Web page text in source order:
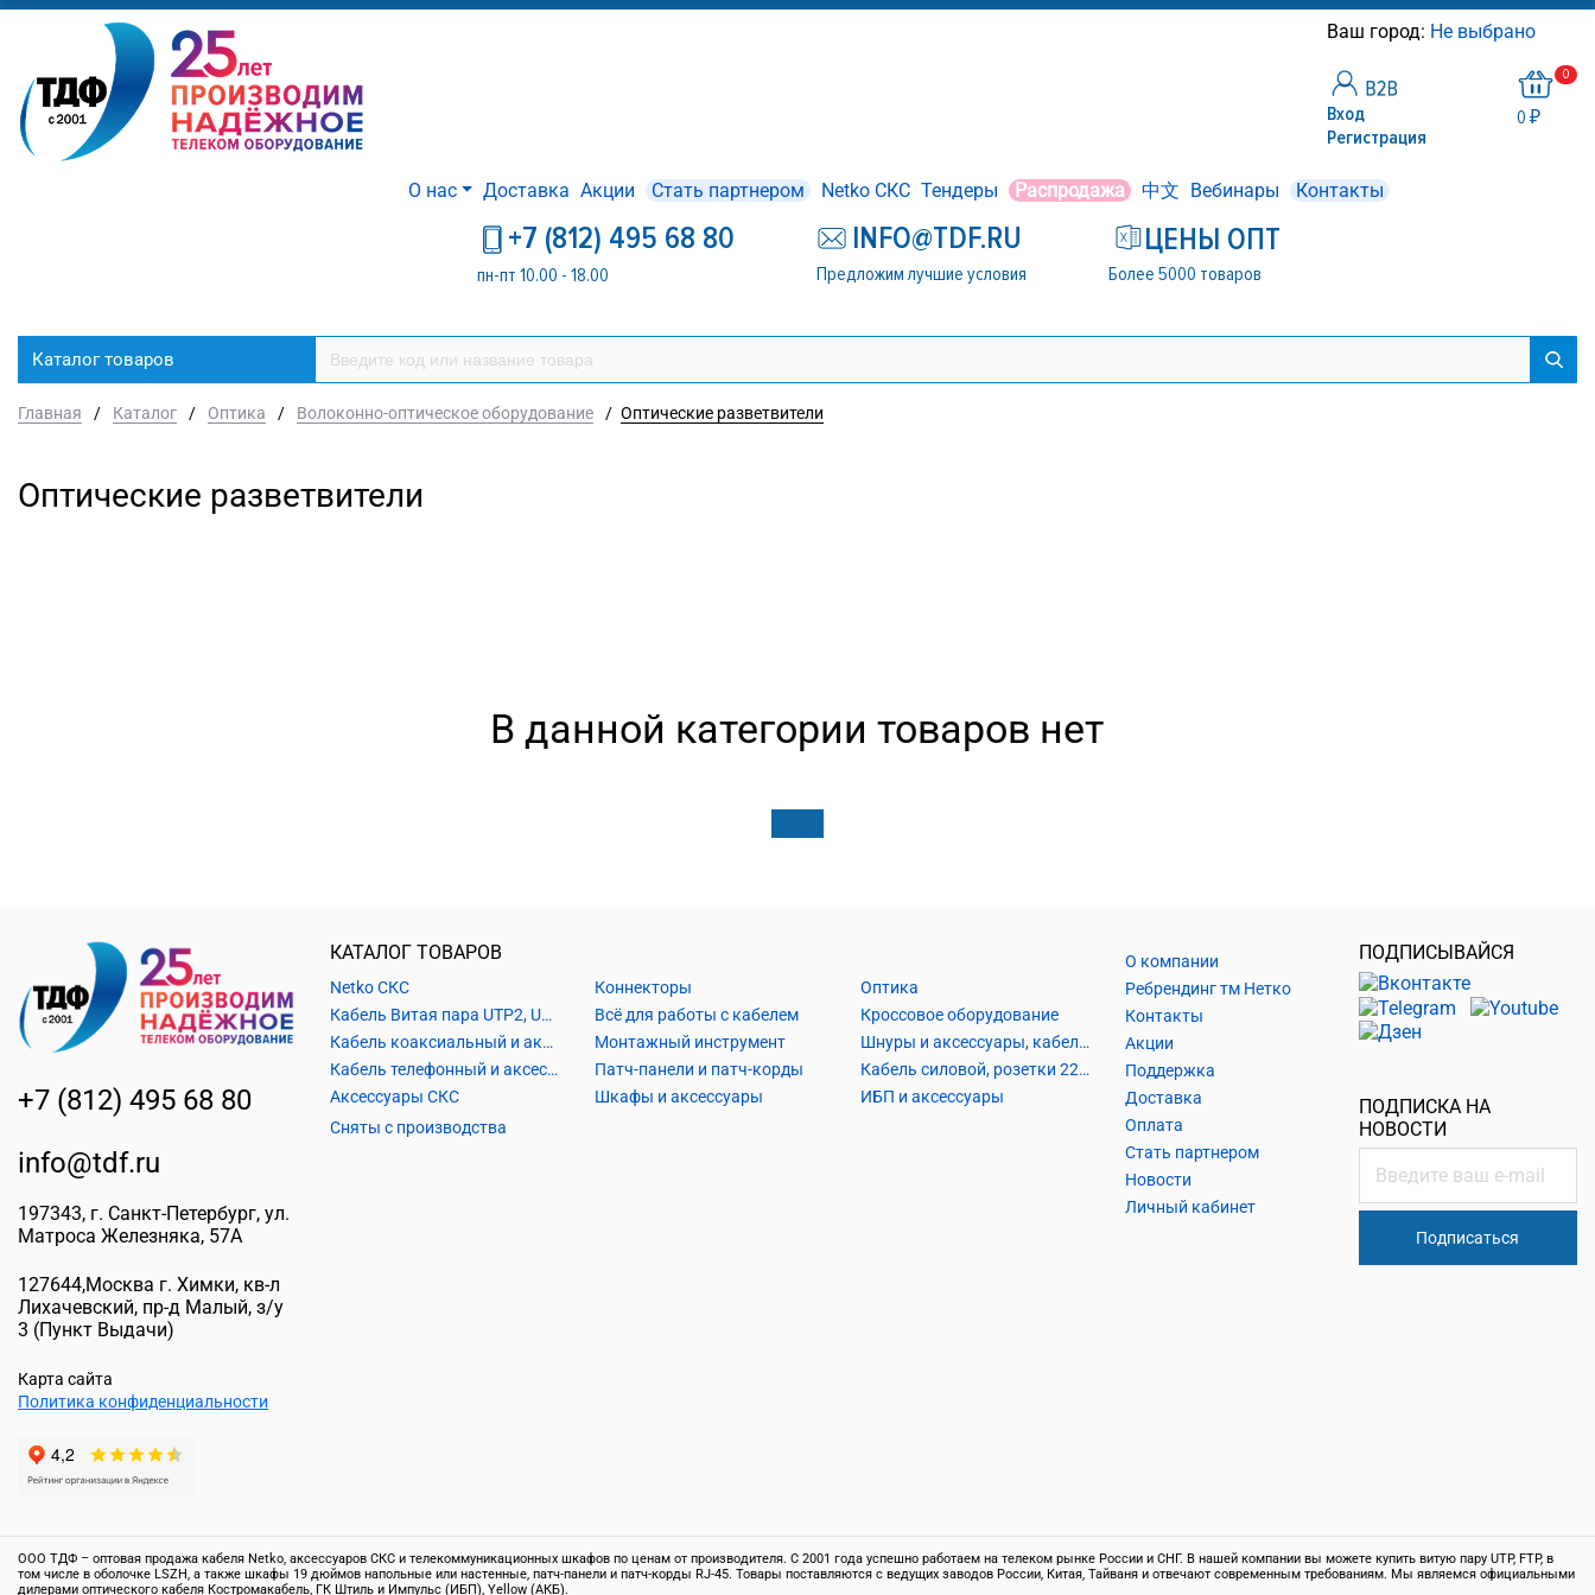
Ваш город: Не выбрано
Вход
Регистрация
0
0 ₽
О нас Доставка Акции Стать партнером Netko СКС Тендеры Распродажа 中文 Вебинары Контакты
+7 (812) 495 68 80
пн-пт 10.00 - 18.00
INFO@TDF.RU
Предложим лучшие условия
ЦЕНЫ ОПТ
Более 5000 товаров
Каталог товаров
Главная / Каталог / Оптика / Волоконно-оптическое оборудование / Оптические разветвители
Оптические разветвители
В данной категории товаров нет
+7 (812) 495 68 80
info@tdf.ru
197343, г. Санкт-Петербург, ул.
Матроса Железняка, 57A
127644,Москва г. Химки, кв-л
Лихачевский, пр-д Малый, з/у
3 (Пункт Выдачи)
Карта сайта
Политика конфиденциальности
КАТАЛОГ ТОВАРОВ
Netko СКС
Кабель Витая пара UTP2, UTP4, FTP2, FTP4
Кабель коаксиальный и аксессуары
Кабель телефонный и аксессуары
Аксессуары СКС
Коннекторы
Всё для работы с кабелем
Монтажный инструмент
Патч-панели и патч-корды
Шкафы и аксессуары
Оптика
Кроссовое оборудование
Шнуры и аксессуары, кабельные наконечники
Кабель силовой, розетки 220В, выключатели 220В, сетевые фильтры
ИБП и аксессуары
Сняты с производства
О компании
Ребрендинг тм Нетко
Контакты
Акции
Поддержка
Доставка
Оплата
Стать партнером
Новости
Личный кабинет
ПОДПИСЫВАЙСЯ
ПОДПИСКА НА
НОВОСТИ
Подписаться
ООО ТДФ – оптовая продажа кабеля Netko, аксессуаров СКС и телекоммуникационных шкафов по ценам от производителя. С 2001 года успешно работаем на телеком рынке России и СНГ. В нашей компании вы можете купить витую пару UTP, FTP, в
том числе в оболочке LSZH, а также шкафы 19 дюймов напольные или настенные, патч-панели и патч-корды RJ-45. Товары поставляются с ведущих заводов России, Китая, Тайваня и отвечают современным требованиям. Мы являемся официальными
дилерами оптического кабеля Костромакабель, ГК Штиль и Импульс (ИБП), Yellow (АКБ).